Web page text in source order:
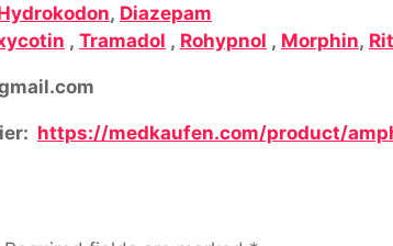
, Diazepam
, Tramadol , Rohypnol , Morphin,
https://medkaufen.com/product/